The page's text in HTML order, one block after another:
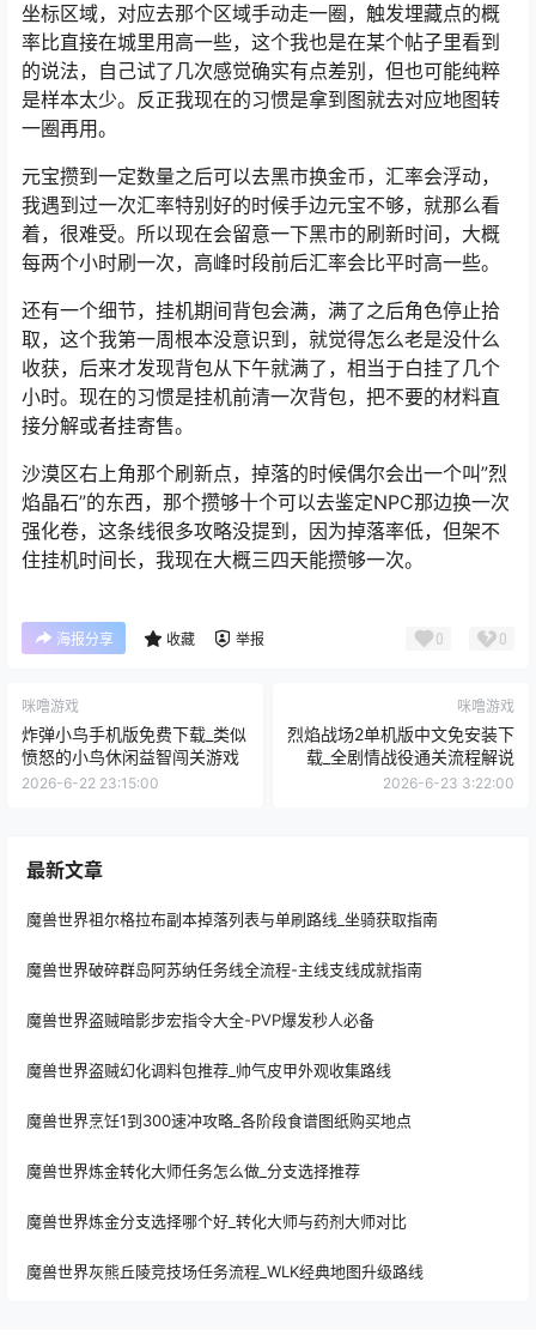
坐标区域，对应去那个区域手动走一圈，触发埋藏点的概
率比直接在城里用高一些，这个我也是在某个帖子里看到
的说法，自己试了几次感觉确实有点差别，但也可能纯粹
是样本太少。反正我现在的习惯是拿到图就去对应地图转
一圈再用。
元宝攒到一定数量之后可以去黑市换金币，汇率会浮动，
我遇到过一次汇率特别好的时候手边元宝不够，就那么看
着，很难受。所以现在会留意一下黑市的刷新时间，大概
每两个小时刷一次，高峰时段前后汇率会比平时高一些。
还有一个细节，挂机期间背包会满，满了之后角色停止拾
取，这个我第一周根本没意识到，就觉得怎么老是没什么
收获，后来才发现背包从下午就满了，相当于白挂了几个
小时。现在的习惯是挂机前清一次背包，把不要的材料直
接分解或者挂寄售。
沙漠区右上角那个刷新点，掉落的时候偶尔会出一个叫”烈
焰晶石”的东西，那个攒够十个可以去鉴定NPC那边换一次
强化卷，这条线很多攻略没提到，因为掉落率低，但架不
住挂机时间长，我现在大概三四天能攒够一次。
海报分享 收藏 举报 0 0
咪噜游戏
炸弹小鸟手机版免费下载_类似
愤怒的小鸟休闲益智闯关游戏
2026-6-22 23:15:00
咪噜游戏
烈焰战场2单机版中文免安装下
载_全剧情战役通关流程解说
2026-6-23 3:22:00
最新文章
魔兽世界祖尔格拉布副本掉落列表与单刷路线_坐骑获取指南
魔兽世界破碎群岛阿苏纳任务线全流程-主线支线成就指南
魔兽世界盗贼暗影步宏指令大全-PVP爆发秒人必备
魔兽世界盗贼幻化调料包推荐_帅气皮甲外观收集路线
魔兽世界烹饪1到300速冲攻略_各阶段食谱图纸购买地点
魔兽世界炼金转化大师任务怎么做_分支选择推荐
魔兽世界炼金分支选择哪个好_转化大师与药剂大师对比
魔兽世界灰熊丘陵竞技场任务流程_WLK经典地图升级路线